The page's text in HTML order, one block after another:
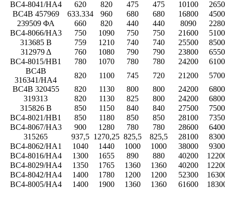
BC4-8041/HA4
620 820 475 475 10100
BC4B 457969
633.334 960 680 680 16800
239509 ΦΑ
660 820 440 440 8090
BC4-8066/HA3
750 1090 750 750 21600
313685 Β
759 1210 740 740 25500
312979 Δ
760 1080 790 790 23800
BC4-8015/HB1
780 1070 780 780 24200
BC4B
316341/HA4
820 1100 745 720 21200
BC4B 320455
820 1130 800 800 24200
319313
820 1130 825 800 24200
315826 Β
850 1150 840 840 27500
BC4-8021/HB1
850 1180 850 850 28100
BC4-8067/HA3
900 1280 780 780 28600
315265
937,5 1270,25 825,5 825,5 28100
BC4-8062/HA1
1040 1440 1000 1000 38000
BC4-8016/HA4
1300 1655 890 880 40200
BC4-8029/HA4
1350 1765 1360 1360 40200
BC4-8042/HA4
1400 1780 1200 1200 52300
BC4-8005/HA4
1400 1900 1360 1360 61600